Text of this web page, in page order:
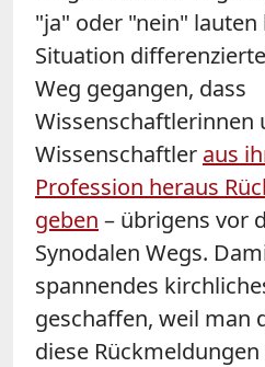
"ja" oder "nein"
Situation
Weg gegangen, dass
Wissenschaftlerinnen
Wissenschaftler aus
Profession heraus
geben – übrigens vor
Synodalen Wegs.
spannendes
geschaffen, weil man
diese